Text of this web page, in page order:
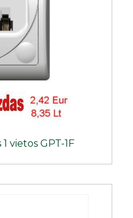
vietos GPT-1F